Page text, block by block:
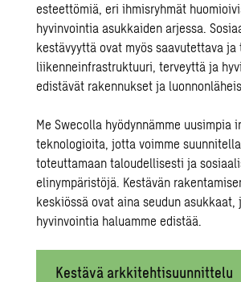
esteettömiä, eri ihmisryhmät
hyvinvointia asukkaiden arjessa.
kestävyyttä ovat myös saavutettava ja
liikenneinfrastruktuuri, terveyttä ja
edistävät rakennukset ja
Me Swecolla hyödynnämme uusimpia
teknologioita, jotta voimme
toteuttamaan taloudellisesti ja
elinympäristöjä. Kestävän
keskiössä ovat aina seudun asukkaat,
hyvinvointia haluamme edistää.
Kestävä arkkitehtisuunnittelu